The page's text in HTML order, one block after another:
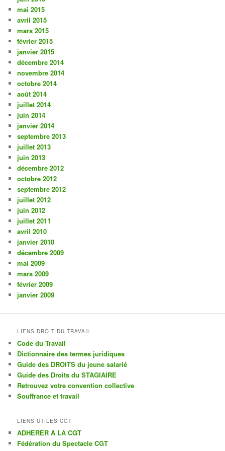
mai 2015
avril 2015
mars 2015
février 2015
janvier 2015
décembre 2014
novembre 2014
octobre 2014
août 2014
juillet 2014
juin 2014
janvier 2014
septembre 2013
juillet 2013
juin 2013
décembre 2012
octobre 2012
septembre 2012
juillet 2012
juin 2012
juillet 2011
avril 2010
janvier 2010
décembre 2009
mai 2009
mars 2009
février 2009
janvier 2009
LIENS DROIT DU TRAVAIL
Code du Travail
Dictionnaire des termes juridiques
Guide des DROITS du jeune salarié
Guide des Droits du STAGIAIRE
Retrouvez votre convention collective
Souffrance et travail
LIENS UTILES CGT
ADHERER A LA CGT
Fédération du Spectacle CGT